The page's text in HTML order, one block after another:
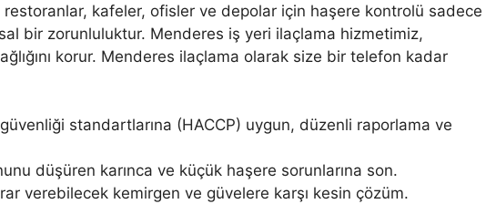
restoranlar, kafeler, ofisler ve depolar için haşere kontrolü sadece
bir zorunluluktur. Menderes iş yeri ilaçlama hizmetimiz,
korur. Menderes ilaçlama olarak size bir telefon kadar
güvenliği standartlarına (HACCP) uygun, düzenli raporlama ve
düşüren karınca ve küçük haşere sorunlarına son.
verebilecek kemirgen ve güvelere karşı kesin çözüm.